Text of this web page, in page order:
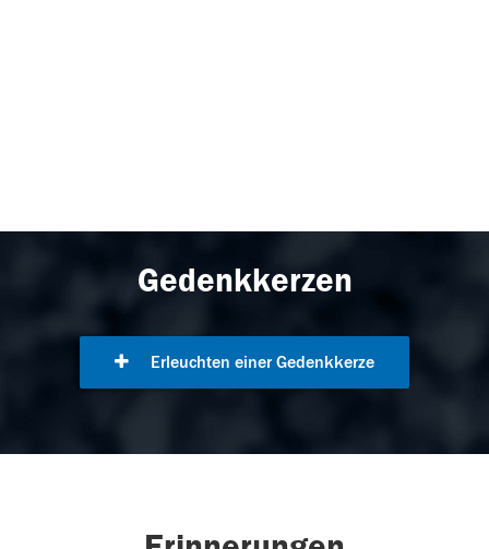
Gedenkkerzen
Erleuchten einer Gedenkkerze